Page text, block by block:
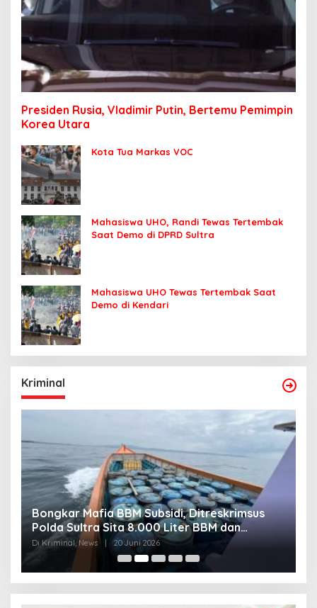
Presiden Rusia, Vladimir Putin, Bertemu Pemimpin
Korea Utara
Kota Tua Markas VOC
Mahasiswa UHO, Randi Tewas Tertembak
Saat Demo di DPRD Sultra
Mahasiswa UHO Tewas Tertembak Saat
Demo di Kendari
Kriminal
Bongkar Mafia BBM Subsidi, Ditreskrimsus
Polda Sultra Sita 8.000 Liter BBM dan
Ringkus 3 Tersangka
Di Kriminal, News 20 Juni 2026